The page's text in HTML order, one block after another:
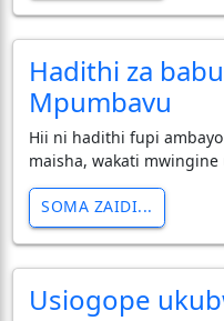
Hadithi za
Mpumbavu
Hii ni hadithi fupi
maisha, wakati
SOMA ZAIDI...
Usiogope